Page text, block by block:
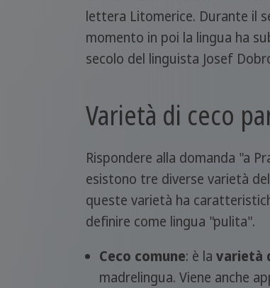
lettera Litomerice. Durante il
momento in poi la lingua ha
secolo del linguista Josef
Varietà di ceco
Rispondere alla domanda "a
esistono tre diverse varietà
queste varietà ha
definire come lingua "pulita".
Ceco comune: è la varietà
madrelingua. Viene anche